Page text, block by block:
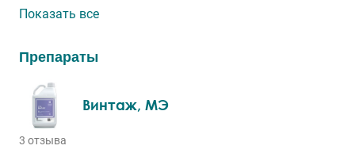
Показать все
Препараты
Винтаж, МЭ
3 отзыва